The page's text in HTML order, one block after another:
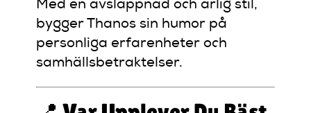
Med en avslappnad och ärlig stil,
bygger Thanos sin humor på
personliga erfarenheter och
samhällsbetraktelser.